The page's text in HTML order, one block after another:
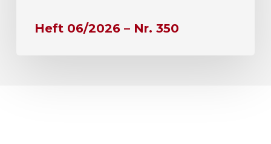
Heft 06/2026 – Nr. 350